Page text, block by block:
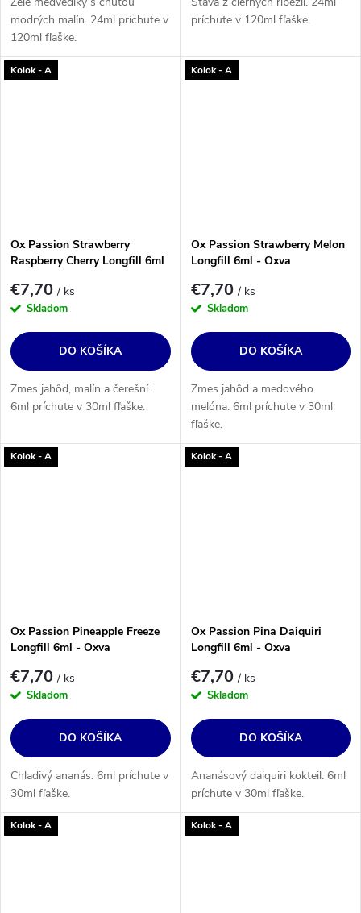
modrých malín. 24ml príchute v
120ml fľaške.
príchute v 120ml fľaške.
Kolok - A
Ox Passion Strawberry
Raspberry Cherry Longfill 6ml
€7,70/ ks
Skladom
DO KOŠÍKA
Zmes jahôd, malín a čerešní.
6ml príchute v 30ml fľaške.
Kolok - A
Ox Passion Strawberry Melon
Longfill 6ml - Oxva
€7,70/ ks
Skladom
DO KOŠÍKA
Zmes jahôd a medového
melóna. 6ml príchute v 30ml
fľaške.
Kolok - A
Ox Passion Pineapple Freeze
Longfill 6ml - Oxva
€7,70/ ks
Skladom
DO KOŠÍKA
Chladivý ananás. 6ml príchute v
30ml fľaške.
Kolok - A
Ox Passion Pina Daiquiri
Longfill 6ml - Oxva
€7,70/ ks
Skladom
DO KOŠÍKA
Ananásový daiquiri kokteil. 6ml
príchute v 30ml fľaške.
Kolok - A Kolok - A